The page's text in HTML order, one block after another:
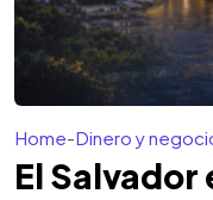
Home-Dinero y
El